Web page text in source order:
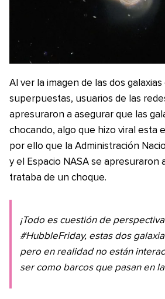
Al ver la imagen de las dos galaxias
superpuestas, usuarios de las
apresuraron a asegurar que las
chocando, algo que hizo viral esta
por ello que la Administración
y el Espacio NASA se apresuraron
trataba de un choque.
¡Todo es cuestión de
#HubbleFriday, estas dos
pero en realidad no están
ser como barcos que pasan en